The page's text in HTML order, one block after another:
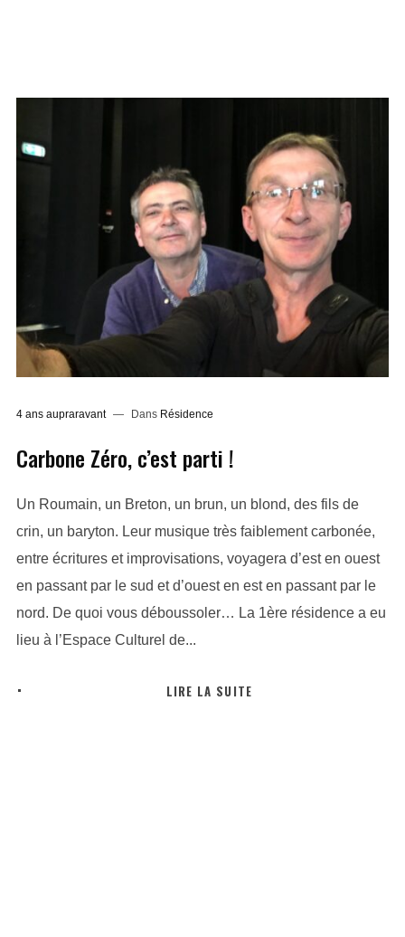
4 ans aupraravant Dans Résidence
Carbone Zéro, c’est parti !
Un Roumain, un Breton, un brun, un blond, des fils de
crin, un baryton. Leur musique très faiblement carbonée,
entre écritures et improvisations, voyagera d’est en ouest
en passant par le sud et d’ouest en est en passant par le
nord. De quoi vous déboussoler… La 1ère résidence a eu
lieu à l’Espace Culturel de...
LIRE LA SUITE